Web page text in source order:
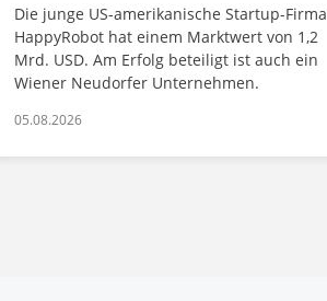
Die junge US-amerikanische Startup-Firma
HappyRobot hat einem Marktwert von 1,2
Mrd. USD. Am Erfolg beteiligt ist auch ein
Wiener Neudorfer Unternehmen.
05.08.2026